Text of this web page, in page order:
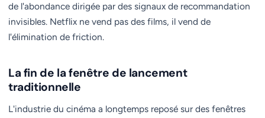
de l'abondance dirigée par des signaux de recommandation
invisibles. Netflix ne vend pas des films, il vend de
l'élimination de friction.
La fin de la fenêtre de lancement
traditionnelle
L'industrie du cinéma a longtemps reposé sur des fenêtres